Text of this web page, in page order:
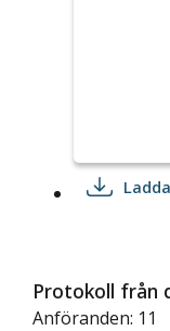
Protokoll från
Anföranden: 11